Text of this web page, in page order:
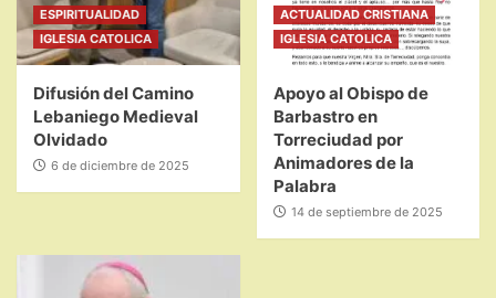
ESPIRITUALIDAD
IGLESIA CATOLICA
Difusión del Camino
Lebaniego Medieval
Olvidado
6 de diciembre de 2025
ACTUALIDAD CRISTIANA
IGLESIA CATOLICA
Apoyo al Obispo de
Barbastro en
Torreciudad por
Animadores de la
Palabra
14 de septiembre de 2025